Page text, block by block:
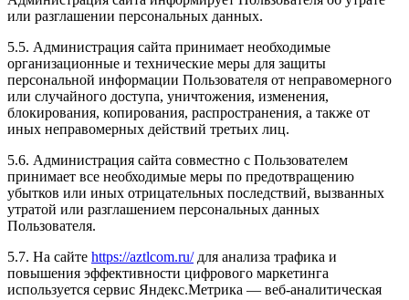
или разглашении персональных данных.
5.5. Администрация сайта принимает необходимые
организационные и технические меры для защиты
персональной информации Пользователя от неправомерного
или случайного доступа, уничтожения, изменения,
блокирования, копирования, распространения, а также от
иных неправомерных действий третьих лиц.
5.6. Администрация сайта совместно с Пользователем
принимает все необходимые меры по предотвращению
убытков или иных отрицательных последствий, вызванных
утратой или разглашением персональных данных
Пользователя.
5.7. На сайте https://aztlcom.ru/для анализа трафика и
повышения эффективности цифрового маркетинга
используется сервис Яндекс.Метрика — веб-аналитическая